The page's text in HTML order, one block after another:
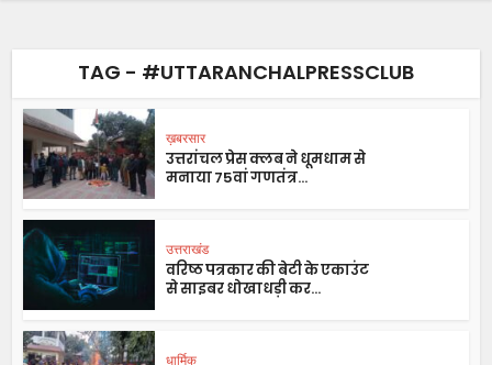
TAG - #UTTARANCHALPRESSCLUB
ख़बरसार
उत्तरांचल प्रेस क्लब ने धूमधाम से
मनाया 75वां गणतंत्र...
उत्तराखंड
वरिष्ठ पत्रकार की बेटी के एकाउंट
से साइबर धोखाधड़ी कर...
धार्मिक